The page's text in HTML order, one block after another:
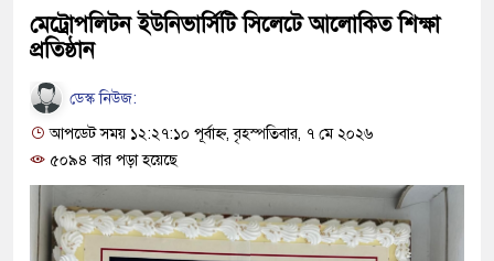
মেট্রোপলিটন ইউনিভার্সিটি সিলেটে আলোকিত শিক্ষা
প্রতিষ্ঠান
ডেস্ক নিউজ:
আপডেট সময় ১২:২৭:১০ পূর্বাহ্ন, বৃহস্পতিবার, ৭ মে ২০২৬
৫০৯৪ বার পড়া হয়েছে